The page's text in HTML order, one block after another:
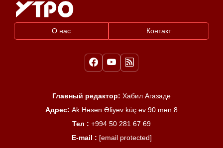
О нас Контакт
Главный редактор: Хабил Агазаде
Адрес: Ak.Həsən Əliyev küç ev 90 mən 8
Тел : +994 50 281 67 69
E-mail : [email protected]